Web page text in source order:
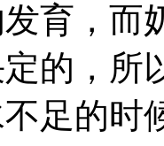
育，而
的，所
足的时